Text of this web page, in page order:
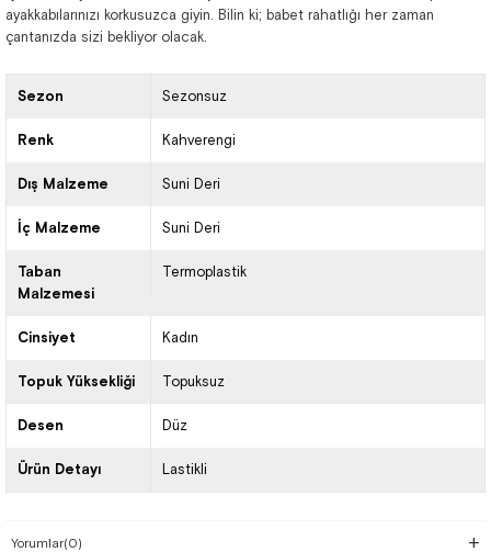
ayakkabılarınızı korkusuzca giyin. Bilin ki; babet rahatlığı her zaman
çantanızda sizi bekliyor olacak.
Sezon Sezonsuz
Renk Kahverengi
Dış Malzeme Suni Deri
İç Malzeme Suni Deri
Taban
Malzemesi
Termoplastik
Cinsiyet Kadın
Topuk Yüksekliği Topuksuz
Desen Düz
Ürün Detayı Lastikli
Yorumlar(0)